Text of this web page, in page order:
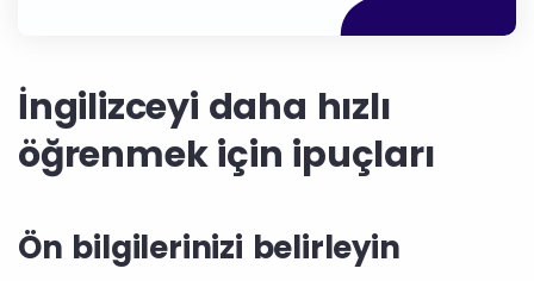
İngilizceyi daha hızlı
öğrenmek için ipuçları
Ön bilgilerinizi belirleyin